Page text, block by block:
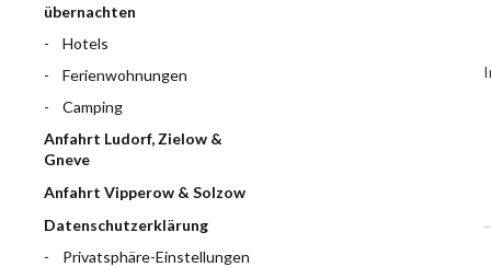
übernachten
Hotels
Ferienwohnungen
Camping
Anfahrt Ludorf, Zielow &
Gneve
Anfahrt Vipperow & Solzow
Datenschutzerklärung
Privatsphäre-Einstellungen